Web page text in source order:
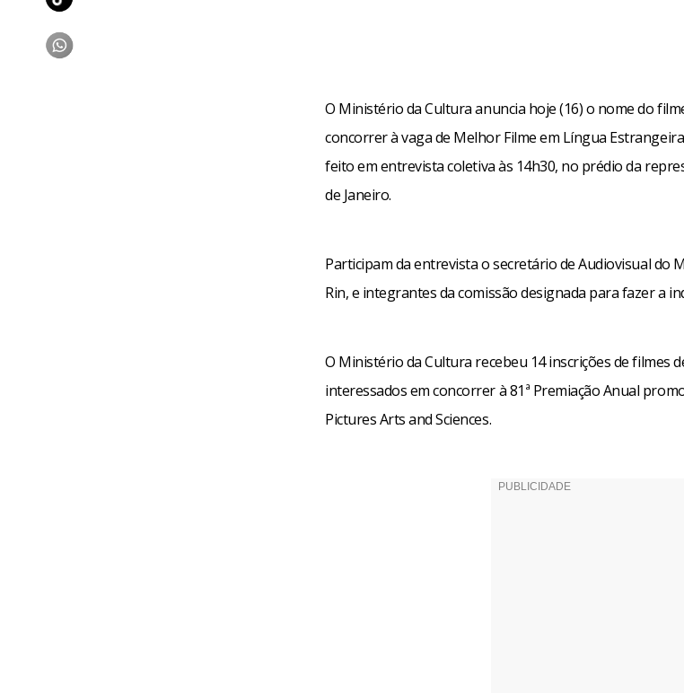
O Ministério da Cultura anuncia hoje (16) o nome do
concorrer à vaga de Melhor Filme em Língua
feito em entrevista coletiva às 14h30, no prédio da
de Janeiro.
Participam da entrevista o secretário de Audiovisual do
Rin, e integrantes da comissão designada para fazer a
O Ministério da Cultura recebeu 14 inscrições de filmes
interessados em concorrer à 81ª Premiação Anual
Pictures Arts and Sciences.